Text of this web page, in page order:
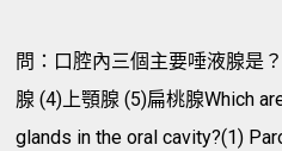
問：口腔內三個主要唾液腺是
腺 (4)上顎腺 (5)扁桃腺Which
glands in the oral cavity?(1)